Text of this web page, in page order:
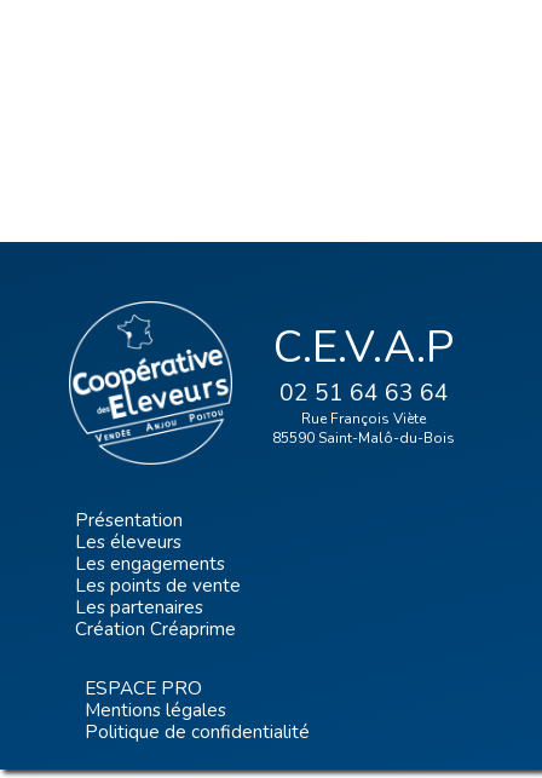
C.E.V.A.P
02 51 64 63 64
Rue François Viète
85590 Saint-Malô-du-Bois
Présentation
Les éleveurs
Les engagements
Les points de vente
Les partenaires
Création Créaprime
ESPACE PRO
Mentions légales
Politique de confidentialité